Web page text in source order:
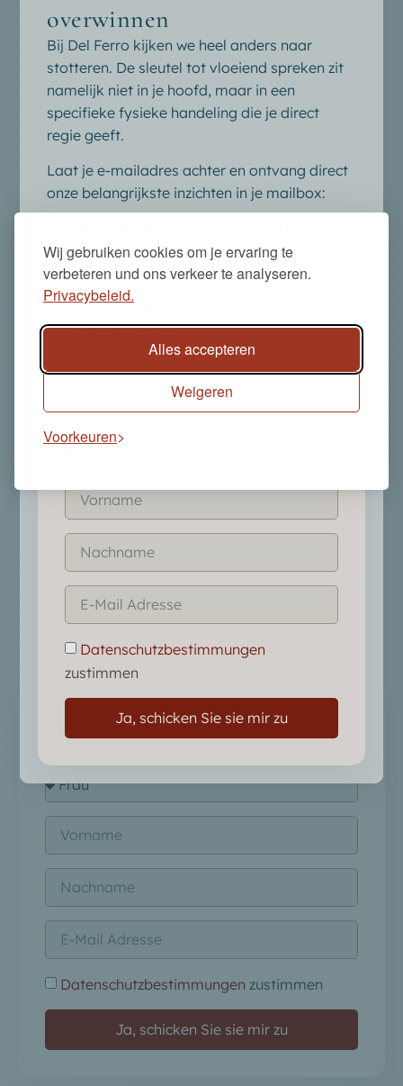
Wij gebruiken cookies om je ervaring te
verbeteren und ons verkeer te analyseren.
Privacybeleid.
Alles accepteren
Weigeren
Voorkeuren
De logica achter 50 jaar succesvol
stotteren overwinnen
De meeste mensen die stotteren hebben al van
alles geprobeerd. De algemene opvatting is vaak
dat je er maar mee moet leren leven
Ferro kijken we er op een fundamenteel andere
manier naar.
spreken niet in je hoofd zit, maar in een specifieke
fysieke handeling die iedereen over het hoofd had
gezien.
Wil je weten wat deze methode zo succesvol
maakt? Laat je e-mailadres achter en we leggen je
precies uit hoe je weer complete controle over je
Wat je gaat ontdekken:
oorzaak van stotteren vaak op de verkeerde
plek wordt gezocht
Een andere aanpak:
verschilt van traditionele logopedie en waarom
dat het verschil maakt
Directe regie:waarom deze specifieke aanpak
wel zorgt voor blijvend resultaat in spannende
spreeksituaties
Meld je nu aan en ontvang de inzichten die je
nergens anders vindt:
Datenschutzbestimmungen zustimmen
Ja, schicken Sie sie mir zu
overwinnen
Bij Del Ferro kijken we heel anders naar
stotteren. De sleutel tot vloeiend spreken zit
namelijk niet in je hoofd, maar in een
specifieke fysieke handeling die je direct
regie geeft.
Laat je e-mailadres achter en ontvang direct
onze belangrijkste inzichten in je mailbox:
Waarom de methode verschiltvan
gewone logopedie.
Directe regie
spreeksituaties
Meld je nu aan en ontvang de inzichten
die je nergens anders vindt:
Datenschutzbestimmungen
zustimmen
Ja, schicken Sie sie mir zu